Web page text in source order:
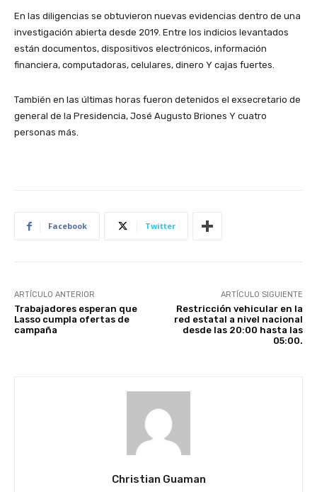
En las diligencias se obtuvieron nuevas evidencias dentro de una
investigación abierta desde 2019. Entre los indicios levantados
están documentos, dispositivos electrónicos, información
financiera, computadoras, celulares, dinero Y cajas fuertes.
También en las últimas horas fueron detenidos el exsecretario de
general de la Presidencia, José Augusto Briones Y cuatro
personas más.
Facebook Twitter
ARTÍCULO ANTERIOR
Trabajadores esperan que
Lasso cumpla ofertas de
campaña
ARTÍCULO SIGUIENTE
Restricción vehicular en la
red estatal a nivel nacional
desde las 20:00 hasta las
05:00.
Christian Guaman